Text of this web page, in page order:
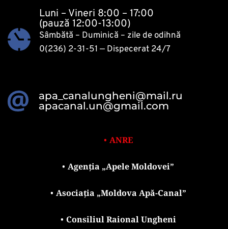
Luni – Vineri 8:00 – 17:00
(pauză 12:00-13:00)
Sâmbătă – Duminică – zile de odihnă
0(236) 2-31-51 — Dispecerat 24/7
apa_canalungheni@mail.ru
apacanal.un@gmail.com
ANRE
Agenția „Apele Moldovei”
Asociația „Moldova Apă-Canal”
Consiliul Raional Ungheni